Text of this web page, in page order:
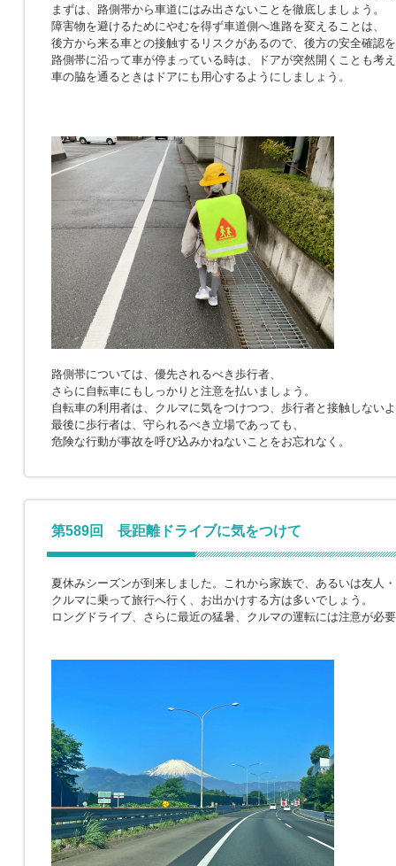
まずは、路側帯から車道にはみ出さないことを徹底しましょう。
障害物を避けるためにやむを得ず車道側へ進路を変えることは、
後方から来る車との接触するリスクがあるので、後方の安全確認
路側帯に沿って車が停まっている時は、ドアが突然開くことも考
車の脇を通るときはドアにも用心するようにしましょう。
路側帯については、優先されるべき歩行者、
さらに自転車にもしっかりと注意を払いましょう。
自転車の利用者は、クルマに気をつけつつ、歩行者と接触しない
最後に歩行者は、守られるべき立場であっても、
危険な行動が事故を呼び込みかねないことをお忘れなく。
第589回 長距離ドライブに気をつけて
夏休みシーズンが到来しました。これから家族で、あるいは友人
クルマに乗って旅行へ行く、お出かけする方は多いでしょう。
ロングドライブ、さらに最近の猛暑、クルマの運転には注意が必